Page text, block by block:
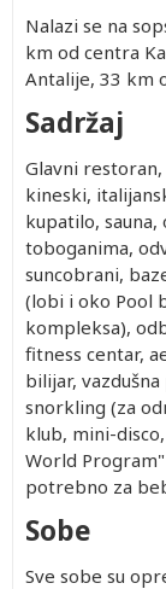
Nalazi se na
km od centra
Antalije, 33 km
Sadržaj
Glavni
kineski,
kupatilo,
toboganima,
suncobrani,
(lobi i oko Pool
kompleksa),
fitness centar,
bilijar,
snorkling (za
klub, mini-
World
potrebno za
Sobe
Sve sobe su